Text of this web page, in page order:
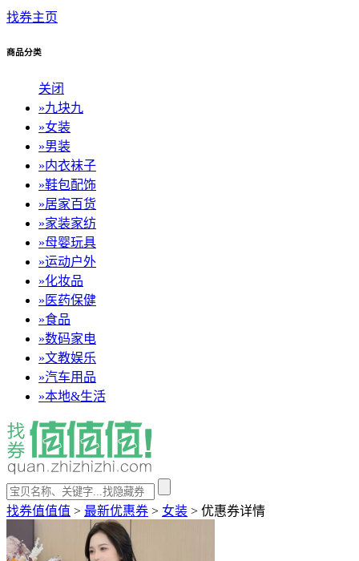
找券主页
商品分类
关闭
»九块九
»女装
»男装
»内衣袜子
»鞋包配饰
»居家百货
»家装家纺
»母婴玩具
»运动户外
»化妆品
» 医药保健
»食品
»数码家电
»文教娱乐
»汽车用品
»本地&生活
找券值值值 > 最新优惠券 > 女装 > 优惠券详情